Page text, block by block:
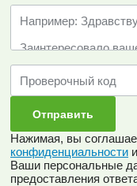
Нажимая, вы
конфиденциальности и
Ваши персональные
предоставления